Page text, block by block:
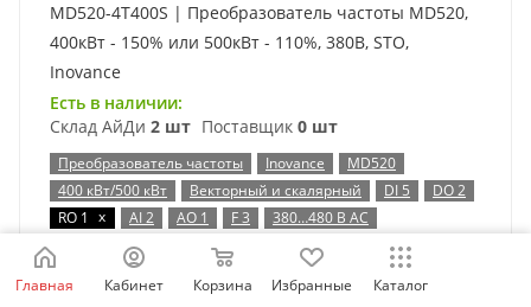
MD520-4T400S | Преобразователь частоты MD520,
400кВт - 150% или 500кВт - 110%, 380В, STO,
Inovance
Есть в наличии:
Склад АйДи 2 шт Поставщик 0 шт
Преобразователь частоты Inovance
MD520
400 кВт/500 кВт
Векторный и скалярный DI 5
DO 2
RO 1 x AI 2 AO 1 F 3 380…480 В AC
Таблица выбора
Главная Кабинет Корзина Избранные Каталог